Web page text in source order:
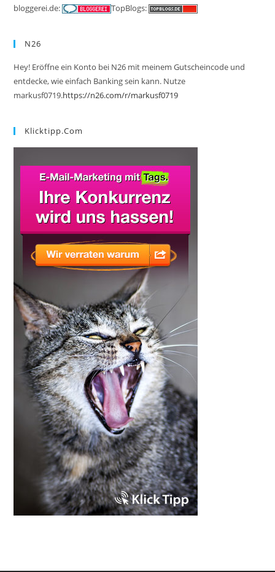
bloggerei.de:
TopBlogs:
N26
Hey! Eröffne ein Konto bei N26 mit meinem Gutscheincode und
entdecke, wie einfach Banking sein kann. Nutze
markusf0719.https://n26.com/r/markusf0719
Klicktipp.com